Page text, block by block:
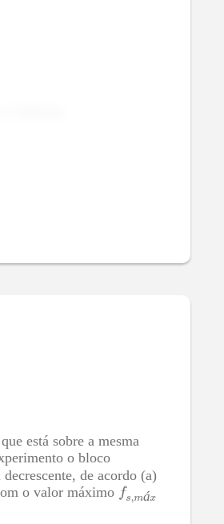
começar a se
está sobre a mesma
o bloco
de acordo (a)
o valor máximo á